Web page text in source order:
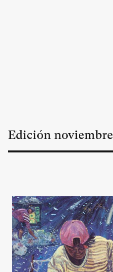
Edición noviembre